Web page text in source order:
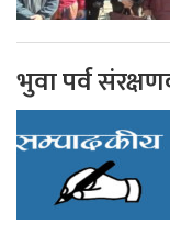
भुवा पर्व